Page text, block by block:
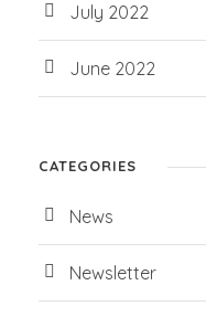
July 2022
June 2022
CATEGORIES
News
Newsletter